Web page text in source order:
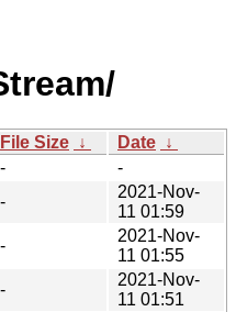
File Size ↓ Date ↓
-
-
-
2021-Nov-
11 01:59
-
2021-Nov-
11 01:55
-
2021-Nov-
11 01:51